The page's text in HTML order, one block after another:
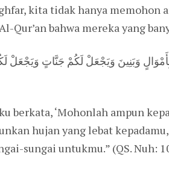
kita tidak hanya memohon
Qur’an bahwa mereka yang
غَفَّارًا (١٠) يُرْسِلِ السَّمَاءَ عَلَيْكُمْ مِدْرَارًا (١١) وَيُمْدِدْكُمْ بِأَمْوَالٍ وَبَنِينَ وَيَجْعَلْ لَكُمْ
berkata, ‘Mohonlah ampun
hujan yang lebat
sungai untukmu.” (QS. Nuh: